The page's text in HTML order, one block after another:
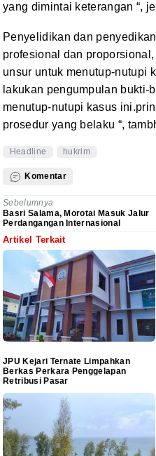
yang dimintai keterangan “,
Penyelidikan dan penyedikan
profesional dan
unsur untuk menutup-nutupi
lakukan pengumpulan bukti-
menutup-nutupi kasus
prosedur yang belaku “,
Headline hukrim
Komentar
Sebelumnya
Basri Salama, Morotai Masuk Jalur
Perdangangan Internasional
Artikel Terkait
JPU Kejari Ternate Limpahkan
Berkas Perkara Penggelapan
Retribusi Pasar